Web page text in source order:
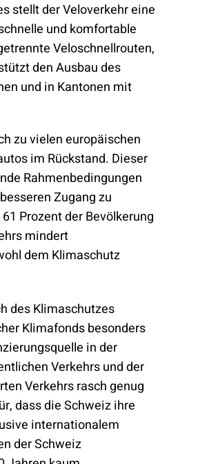
stellt der Veloverkehr eine
und komfortable
Veloschnellrouten,
den Ausbau des
und in Kantonen mit
zu vielen europäischen
im Rückstand. Dieser
Rahmenbedingungen
Zugang zu
Prozent der Bevölkerung
mindert
dem Klimaschutz
des Klimaschutzes
Klimafonds besonders
in der
Verkehrs und der
Verkehrs rasch genug
dass die Schweiz ihre
internationalem
der Schweiz